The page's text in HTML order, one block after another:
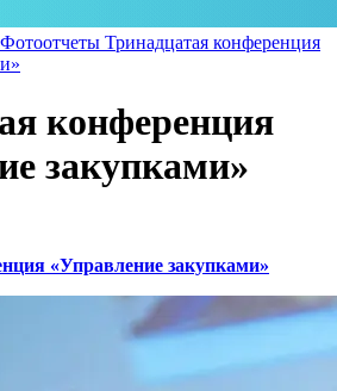
Фотоотчеты Тринадцатая конференция
конференция
закупками»
«Управление закупками»